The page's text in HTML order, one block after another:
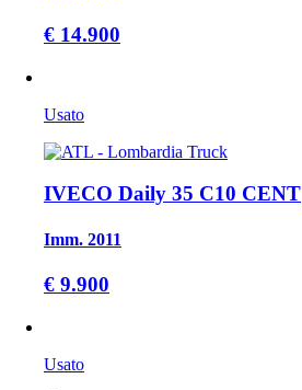
€ 14.900
Usato
IVECO Daily 35 C10 CENT
Imm. 2011
€ 9.900
Usato